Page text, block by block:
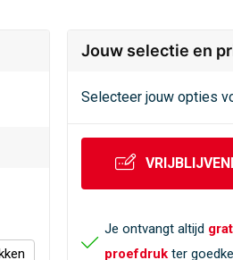
Jouw selectie en
Selecteer jouw opties
Je ontvangt altijd
proefdrukter